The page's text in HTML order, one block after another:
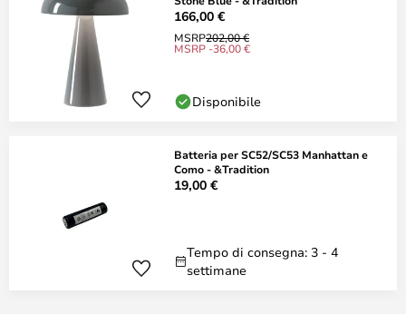
166,00 €
MSRP202,00 €
MSRP -36,00 €
Disponibile
Batteria per SC52/SC53 Manhattan e
Como - &Tradition
19,00 €
Tempo di consegna: 3 - 4
settimane